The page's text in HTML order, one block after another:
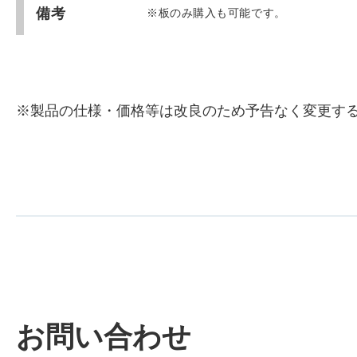
備考 ※板のみ購入も可能です。
※製品の仕様・価格等は改良のため予告なく変更す
お問い合わせ